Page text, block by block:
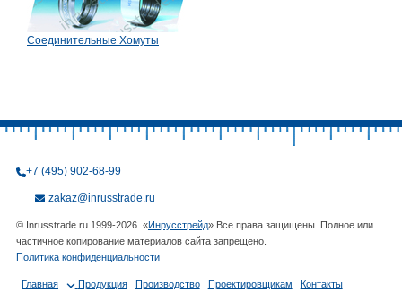
Соединительные Хомуты
+7 (495) 902-68-99
zakaz@inrusstrade.ru
© Inrusstrade.ru 1999-2026. «Инрусстрейд» Все права защищены. Полное или
частичное копирование материалов сайта запрещено.
Политика конфиденциальности
Главная Продукция Производство Проектировщикам Контакты